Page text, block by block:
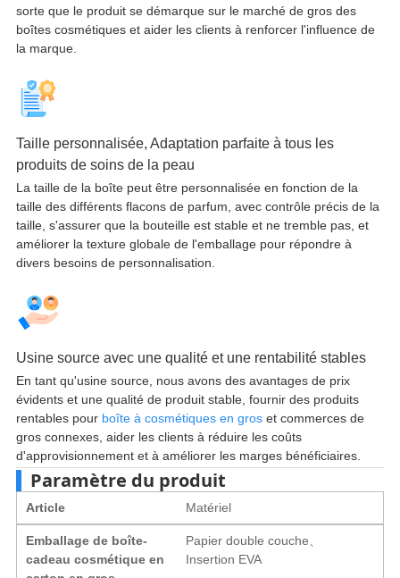
sorte que le produit se démarque sur le marché de gros des
boîtes cosmétiques et aider les clients à renforcer l'influence de
la marque.
Taille personnalisée, Adaptation parfaite à tous les
produits de soins de la peau
La taille de la boîte peut être personnalisée en fonction de la
taille des différents flacons de parfum, avec contrôle précis de la
taille, s'assurer que la bouteille est stable et ne tremble pas, et
améliorer la texture globale de l'emballage pour répondre à
divers besoins de personnalisation.
Usine source avec une qualité et une rentabilité stables
En tant qu'usine source, nous avons des avantages de prix
évidents et une qualité de produit stable, fournir des produits
rentables pour boîte à cosmétiques en groset commerces de
gros connexes, aider les clients à réduire les coûts
d'approvisionnement et à améliorer les marges bénéficiaires.
Paramètre du produit
Article Matériel
Emballage de boîte-
cadeau cosmétique en
Papier double couche、
Insertion EVA